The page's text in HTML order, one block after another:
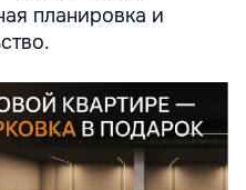
планировка и